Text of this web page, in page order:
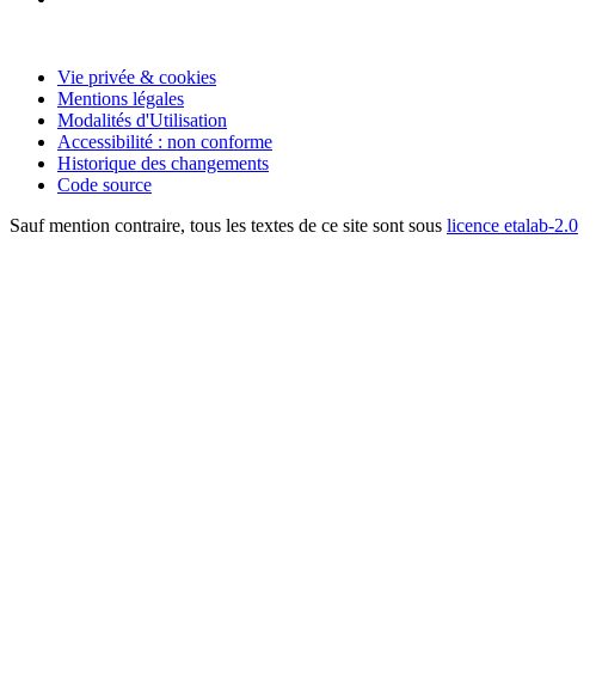
Vie privée & cookies
Mentions légales
Modalités d'Utilisation
Accessibilité : non conforme
Historique des changements
Code source
Sauf mention contraire, tous les textes de ce site sont sous licence etalab-2.0